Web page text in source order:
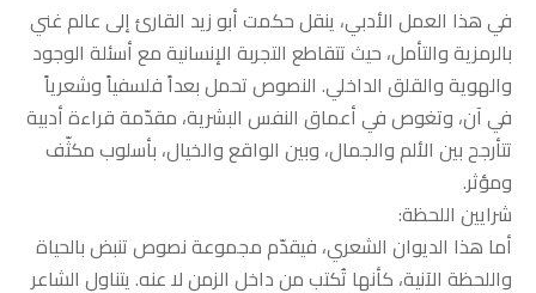
في هذا العمل الأدبي، ينقل حكمت أبو زيد القارئ إلى عالم غني
بالرمزية والتأمل، حيث تتقاطع التجربة الإنسانية مع أسئلة الوجود
والهوية والقلق الداخلي. النصوص تحمل بعداً فلسفياً وشعرياً
في آن، وتغوص في أعماق النفس البشرية، مقدّمة قراءة أدبية
تتأرجح بين الألم والجمال، وبين الواقع والخيال، بأسلوب مكثّف
ومؤثر.
شرايين اللحظة:
أما هذا الديوان الشعري، فيقدّم مجموعة نصوص تنبض بالحياة
واللحظة الآنية، كأنها تُكتب من داخل الزمن لا عنه. يتناول الشاعر